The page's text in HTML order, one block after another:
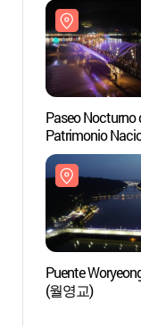
Paseo Nocturno
Patrimonio
Andong / Paseo
de Woryeong (
국가유산 야행 /
월영야행)
Puente
(월영교)